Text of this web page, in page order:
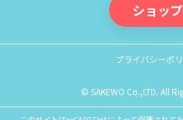
ショップ
プライバシーポ
© SAKEWO Co.,LTD. All